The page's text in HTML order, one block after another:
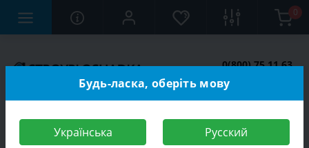
0
0(800) 75 11 63
Будь-ласка, оберіть мову
Українська Русский